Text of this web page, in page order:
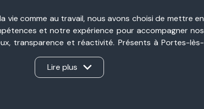
vie comme au travail, nous avons choisi de mettre en
et notre expérience pour accompagner nos
transparence et réactivité. Présents à Portes-lès-
nous sommes une agence immobilière de proximité,
secteur et à l’écoute de chaque projet, qu’il s’agisse
achat, d’un investissement ou d’une estimation.
Lire plus